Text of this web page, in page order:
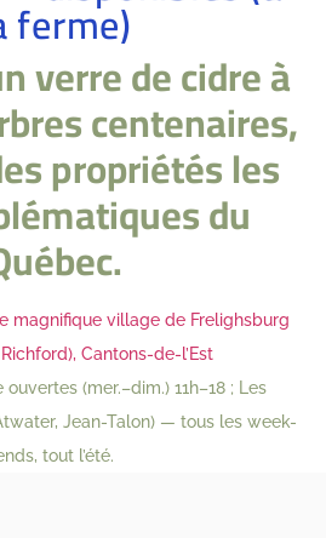
ferme)
verre de cidre à
centenaires,
propriétés les
du
magnifique village de Frelighsburg
Cantons-de-l’Est
(mer.–dim.) 11h–18 ; Les
Jean-Talon) — tous les week-
tout l’été.